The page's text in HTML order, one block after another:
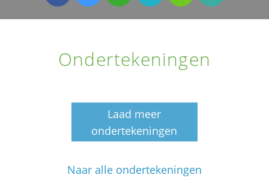
Ondertekeningen
Laad meer
ondertekeningen
Naar alle ondertekeningen